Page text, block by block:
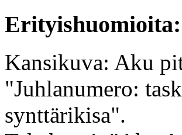
Erityishuomioita:
Kansikuva: Aku
"Juhlanumero:
synttärikisa".